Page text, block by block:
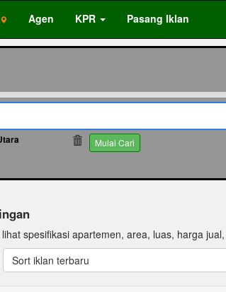
Agen KPR Pasang Iklan
Mulai Cari
spesifikasi apartemen, area, luas, harga
Sort iklan terbaru